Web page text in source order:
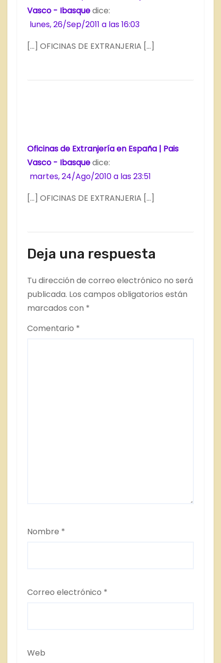
Vasco - Ibasquedice:
lunes, 26/Sep/2011 a las 16:03
[…] OFICINAS DE EXTRANJERIA […]
Oficinas de Extranjería en España | Pais
Vasco - Ibasquedice:
martes, 24/Ago/2010 a las 23:51
[…] OFICINAS DE EXTRANJERIA […]
Deja una respuesta
Tu dirección de correo electrónico no será
publicada. Los campos obligatorios están
marcados con *
Comentario *
Nombre *
Correo electrónico *
Web